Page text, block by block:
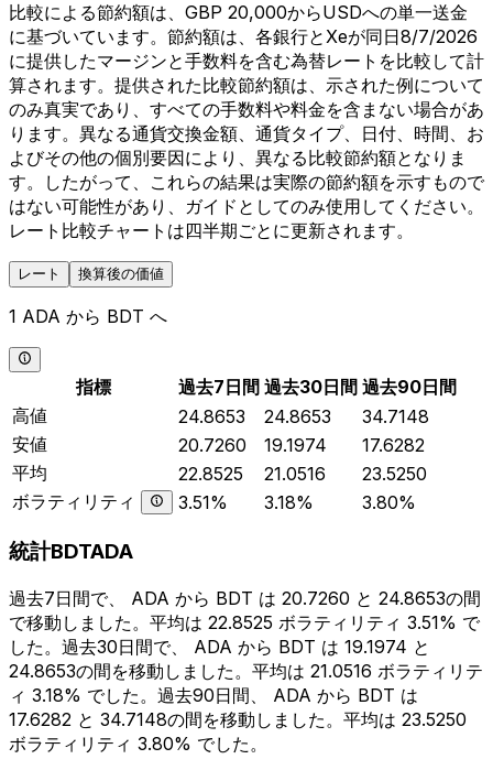
比較による節約額は、GBP 20,000からUSDへの単一送金
に基づいています。節約額は、各銀行とXeが同日8/7/2026
に提供したマージンと手数料を含む為替レートを比較して計
算されます。提供された比較節約額は、示された例について
のみ真実であり、すべての手数料や料金を含まない場合があ
ります。異なる通貨交換金額、通貨タイプ、日付、時間、お
よびその他の個別要因により、異なる比較節約額となりま
す。したがって、これらの結果は実際の節約額を示すもので
はない可能性があり、ガイドとしてのみ使用してください。
レート比較チャートは四半期ごとに更新されます。
レート 換算後の価値
1 ADA から BDT へ
指標 過去7日間 過去30日間 過去90日間
高値
24.8653 24.8653
34.7148
安値
20.7260 19.1974
17.6282
平均
22.8525 21.0516
23.5250
ボラティリティ
3.51% 3.18% 3.80%
統計BDTADA
過去7日間で、 ADA から BDT は 20.7260 と 24.8653の間
で移動しました。平均は 22.8525 ボラティリティ 3.51% で
した。過去30日間で、 ADA から BDT は 19.1974 と
24.8653の間を移動しました。平均は 21.0516 ボラティリテ
ィ 3.18% でした。過去90日間、 ADA から BDT は
17.6282 と 34.7148の間を移動しました。平均は 23.5250
ボラティリティ 3.80% でした。